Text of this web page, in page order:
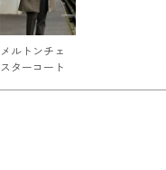
メルトンチェ
スターコート